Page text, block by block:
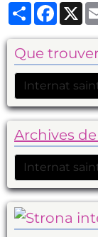
Partager X
Que
Archives